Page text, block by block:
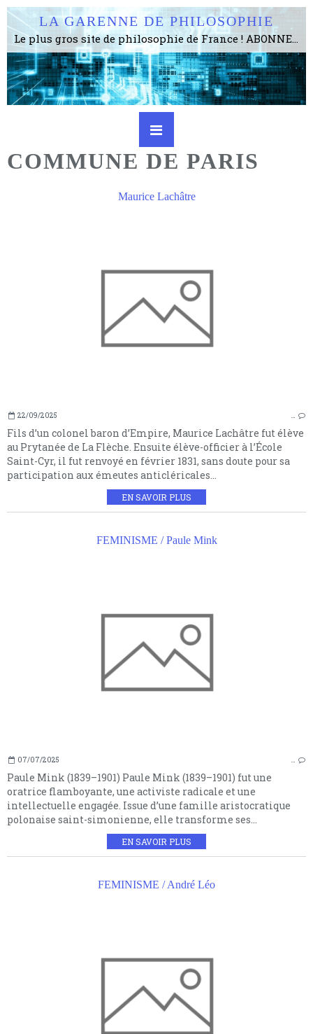
LA GARENNE DE PHILOSOPHIE
Le plus gros site de philosophie de France ! ABONNEZ-VOUS ! 4115 Articles, 1634 abonné·e·s, depuis 2006 . . . . . . . . 2 852 214 pages vues jusqu'à présent. Prestance et être apte à un plus grand nombre de choses.
COMMUNE DE PARIS
Maurice Lachâtre
22/09/2025 …
Fils d’un colonel baron d’Empire, Maurice Lachâtre fut élève
au Prytanée de La Flèche. Ensuite élève-officier à l’École
Saint-Cyr, il fut renvoyé en février 1831, sans doute pour sa
participation aux émeutes anticléricales...
EN SAVOIR PLUS
FEMINISME / Paule Mink
07/07/2025
Paule Mink (1839–1901) Paule Mink (1839–1901) fut une
oratrice flamboyante, une activiste radicale et une
intellectuelle engagée. Issue d’une famille aristocratique
polonaise saint-simonienne, elle transforme ses...
EN SAVOIR PLUS
FEMINISME / André Léo